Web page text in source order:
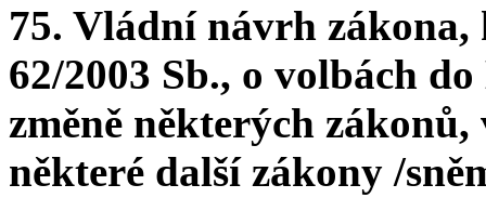
75. Vládní návrh zákona,
62/2003 Sb., o volbách
změně některých
některé další zákony /